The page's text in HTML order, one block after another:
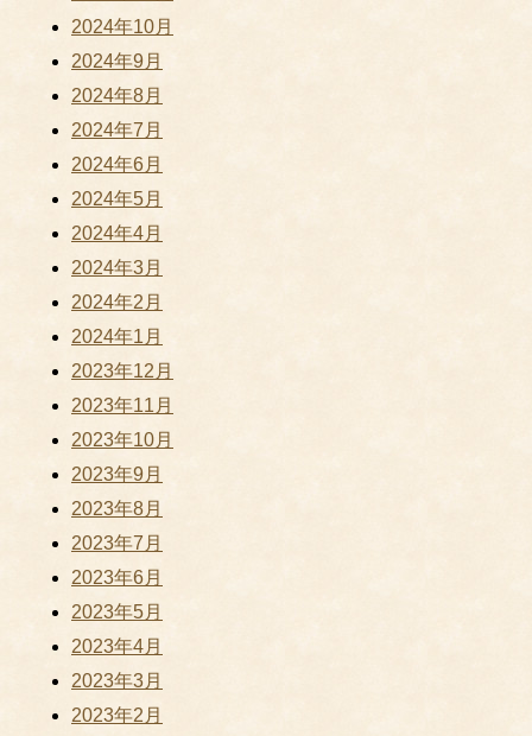
2024年10月
2024年9月
2024年8月
2024年7月
2024年6月
2024年5月
2024年4月
2024年3月
2024年2月
2024年1月
2023年12月
2023年11月
2023年10月
2023年9月
2023年8月
2023年7月
2023年6月
2023年5月
2023年4月
2023年3月
2023年2月